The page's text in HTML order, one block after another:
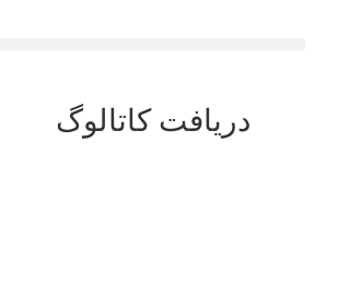
دریافت کاتالوگ